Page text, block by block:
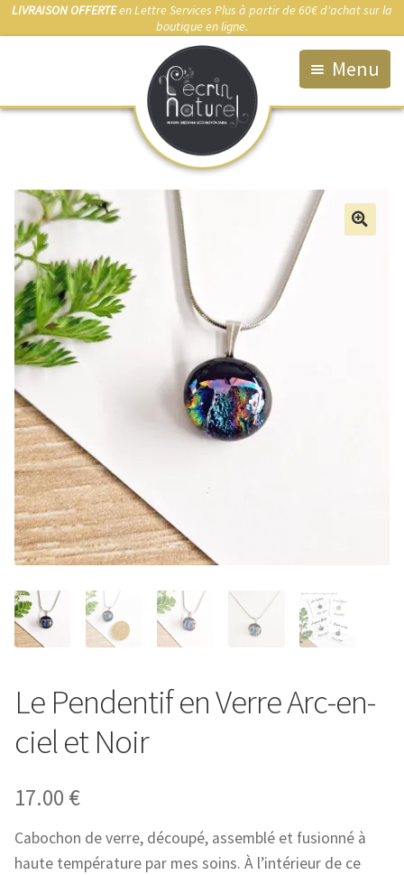
LIVRAISON OFFERTEen Lettre Services Plus à partir de 60€ d'achat sur la
boutique en ligne.
Menu
Accueil
La Boutique
Qui suis-je ?
Fabrication artisanale
Démarche éco-responsable
Bijou sur-mesure
Marchés & Points de vente
Entretien de votre bijou
Votre Panier
Contact
Le Pendentif en Verre Arc-en-
ciel et Noir
17.00 €
Cabochon de verre, découpé, assemblé et fusionné à
haute température par mes soins. À l’intérieur de ce